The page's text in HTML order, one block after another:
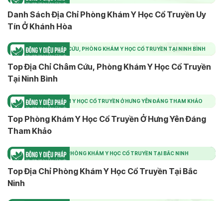
Danh Sách Địa Chỉ Phòng Khám Y Học Cổ Truyền Uy
Tín Ở Khánh Hòa
TOP ĐỊA CHỈ CHÂM CỨU, PHÒNG KHÁM Y HỌC CỔ TRUYỀN TẠI NINH BÌNH
Top Địa Chỉ Châm Cứu, Phòng Khám Y Học Cổ Truyền
Tại Ninh Bình
TOP PHÒNG KHÁM Y HỌC CỔ TRUYỀN Ở HƯNG YÊN ĐÁNG THAM KHẢO
Top Phòng Khám Y Học Cổ Truyền Ở Hưng Yên Đáng
Tham Khảo
TOP ĐỊA CHỈ PHÒNG KHÁM Y HỌC CỔ TRUYỀN TẠI BẮC NINH
Top Địa Chỉ Phòng Khám Y Học Cổ Truyền Tại Bắc
Ninh